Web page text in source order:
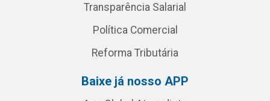
Transparência Salarial
Política Comercial
Reforma Tributária
Baixe já nosso APP